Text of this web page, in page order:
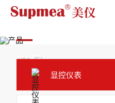
产品
Product
显控仪表